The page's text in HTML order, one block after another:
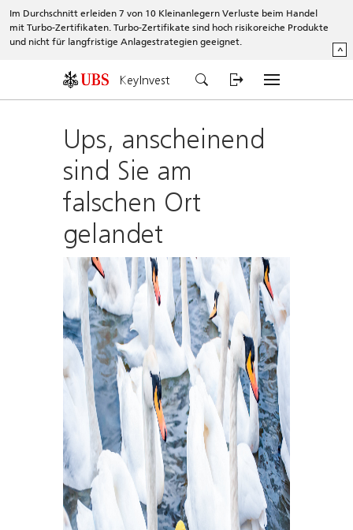
Im Durchschnitt erleiden 7 von 10 Kleinanlegern Verluste beim Handel
mit Turbo-Zertifikaten. Turbo-Zertifikate sind hoch risikoreiche Produkte
und nicht für langfristige Anlagestrategien geeignet.
^
KeyInvest
Ups, anscheinend
sind Sie am
falschen Ort
gelandet